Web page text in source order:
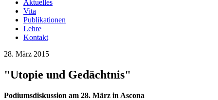
springenAktuelles
Vita
Publikationen
Lehre
Kontakt
28. März 2015
"Utopie und Gedächtnis"
Podiumsdiskussion am 28. März in Ascona